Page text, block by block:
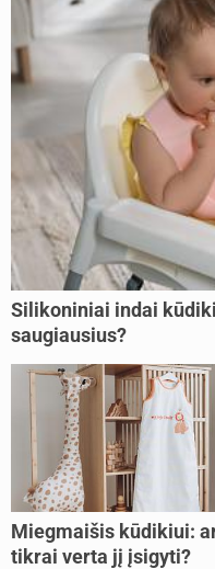
Silikoniniai indai
saugiausius?
Miegmaišis kūdikiui:
tikrai verta jį įsigyti?